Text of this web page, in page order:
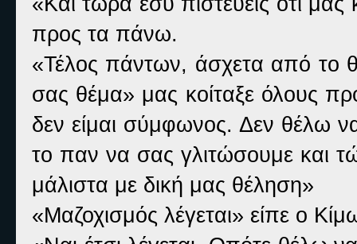
προς τα πάνω.
«Τέλος πάντων, άσχετα από το
σας θέμα» μας κοίταξε όλους
δεν είμαι σύμφωνος. Δεν θέλω
το παν να σας γλιτώσουμε και
μάλιστα με δική μας θέληση»
«Μαζοχισμός λέγεται» είπε ο